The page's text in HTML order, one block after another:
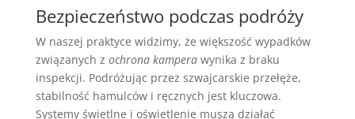
Bezpieczeństwo podczas podróży
W naszej praktyce widzimy, że większość wypadków
związanych z ochrona kamperawynika z braku
inspekcji. Podróżując przez szwajcarskie przełęże,
stabilność hamulców i ręcznych jest kluczowa.
Systemy świetlne i oświetlenie muszą działać